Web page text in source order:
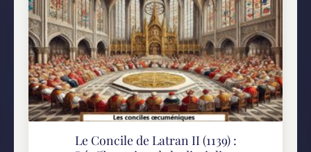
Le Concile de Latran II (1139) :